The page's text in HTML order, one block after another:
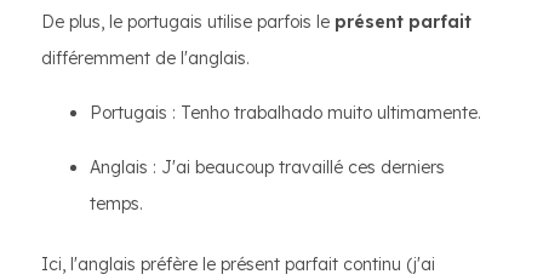
De plus, le portugais utilise parfois le présent parfait
différemment de l'anglais.
Portugais : Tenho trabalhado muito ultimamente.
Anglais : J'ai beaucoup travaillé ces derniers
temps.
Ici, l'anglais préfère le présent parfait continu (j'ai